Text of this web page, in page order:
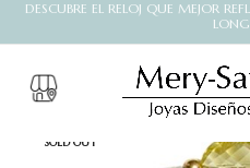
DESCUBRE EL RELOJ QUE MEJOR
SOLD OUT